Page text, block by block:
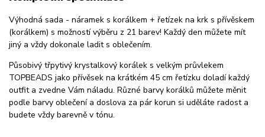
Výhodná sada - náramek s korálkem + řetízek na krk s přívěskem
(korálkem) s možností výběru z 21 barev! Každý den můžete mít
jiný a vždy dokonale ladit s oblečením.
Působivý třpytivý krystalkový korálek s velkým průvlekem
TOPBEADS jako přívěsek na krátkém 45 cm řetízku doladí každý
outfit a zvedne Vám náladu. Různé barvy korálků můžete měnit
podle barvy oblečení a doslova za pár korun si uděláte radost a
budete vždy barevně v tónu.